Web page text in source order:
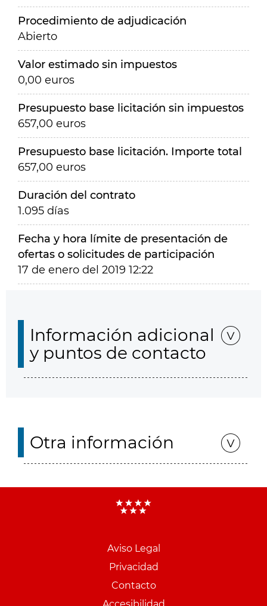
Procedimiento de adjudicación
Abierto
Valor estimado sin impuestos
0,00 euros
Presupuesto base licitación sin impuestos
657,00 euros
Presupuesto base licitación. Importe total
657,00 euros
Duración del contrato
1.095 días
Fecha y hora límite de presentación de
ofertas o solicitudes de participación
17 de enero del 2019 12:22
Información adicional
y puntos de contacto
Otra información
Aviso Legal
Privacidad
Contacto